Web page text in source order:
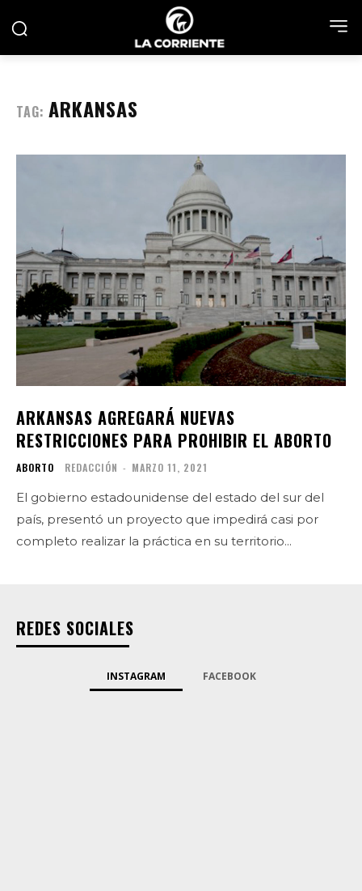
TAG: ARKANSAS
ARKANSAS AGREGARÁ NUEVAS
RESTRICCIONES PARA PROHIBIR EL ABORTO
ABORTO REDACCIÓN - MARZO 11, 2021
El gobierno estadounidense del estado del sur del
país, presentó un proyecto que impedirá casi por
completo realizar la práctica en su territorio...
REDES SOCIALES
INSTAGRAM FACEBOOK